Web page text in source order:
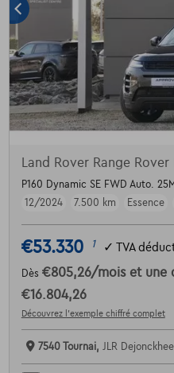
Land Rover Range Rover
P160 Dynamic SE FWD Auto.
12/2024
7.500 km Essence
€53.330 1 ✓ TVA
Dès €805,26/mois et une
€16.804,26
Découvrez l’exemple chiffré complet
7540 Tournai, JLR